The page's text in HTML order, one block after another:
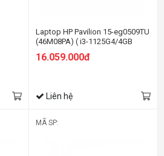
Laptop HP Pavilion 15-eg0509TU
(46M08PA) ( i3-1125G4/4GB
RAM/512GB SSD/15.6
FHD/Win10/Vàng)
16.059.000đ
Liên hệ
MÃ SP: